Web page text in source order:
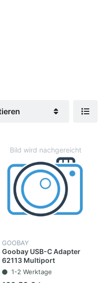
GOOBAY
Goobay USB-C Adapter
62113 Multiport
1-2 Werktage